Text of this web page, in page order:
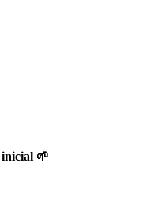
inicial 🌱